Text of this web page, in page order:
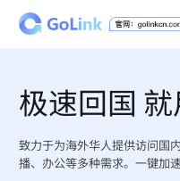
极速回国
致力于为海外华人提供访问国
播、办公等多种需求。一键加